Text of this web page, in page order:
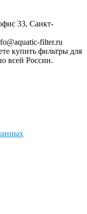
33, Санкт-
filter.ru
купить фильтры для
всей России.